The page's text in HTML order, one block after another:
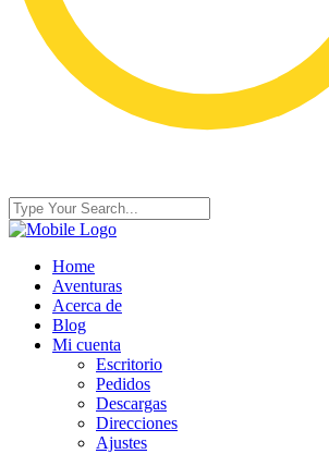
Home
Aventuras
Acerca de
Blog
Mi cuenta
Escritorio
Pedidos
Descargas
Direcciones
Ajustes